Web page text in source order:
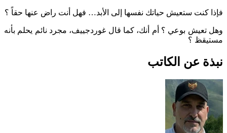
ستعيش حياتك نفسها إلى الأبد… فهل أنت راض عنها حقاً ؟
بوعي ؟ أم أنك، كما قال غوردجييف، مجرد نائم يحلم بأنه
؟
عن الكاتب